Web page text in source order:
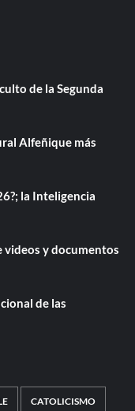
de la Segunda
Alfeñique más
la Inteligencia
videos y documentos
de las
CATOLICISMO